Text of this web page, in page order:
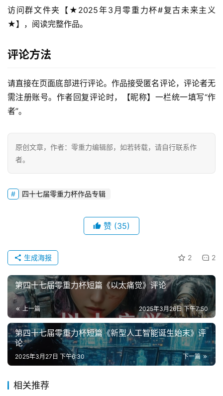
力
科
幻
征
文
文
章
科
幻
资
讯
主
题
科
登录 注册
访问群文件夹【★2025年3月零重力杯#复古未来主义
★】，阅读完整作品。
评论方法
请直接在页面底部进行评论。作品接受匿名评论，评论者无
需注册账号。作者回复评论时，【昵称】一栏统一填写“作
者”。
原创文章，作者：零重力编辑部，如若转载，请自行联系作
者。
四十七届零重力杯作品专辑
赞 (35)
2 2
生成海报
第四十七届零重力杯短篇《以太痛觉》评论
上一篇 2025年3月26日 下午7:50
第四十七届零重力杯短篇《新型人工智能诞生始末》评
论
下一篇
2025年3月27日 下午6:30
相关推荐